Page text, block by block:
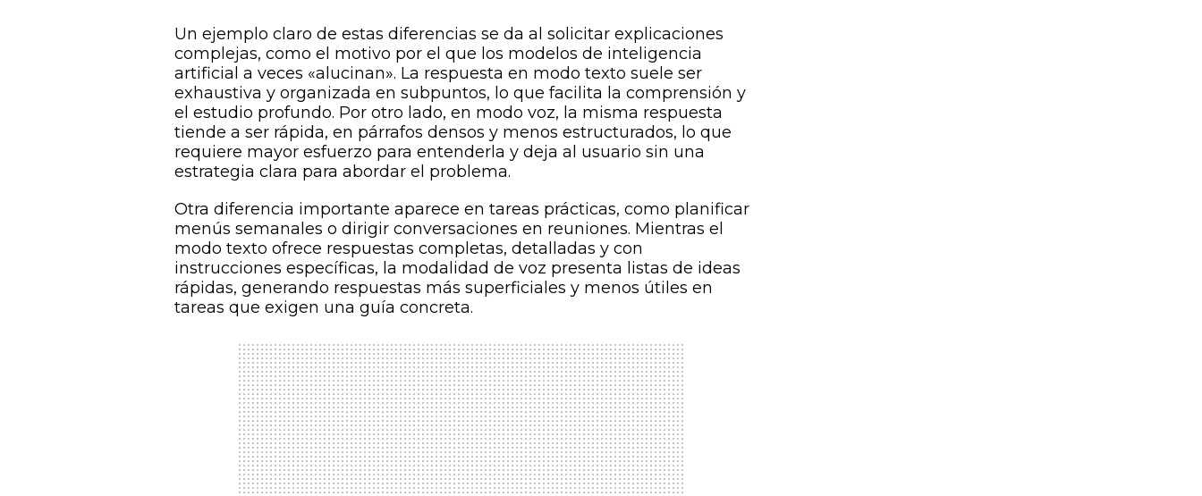
Un ejemplo claro de estas diferencias se da al solicitar explicaciones
complejas, como el motivo por el que los modelos de inteligencia
artificial a veces «alucinan». La respuesta en modo texto suele ser
exhaustiva y organizada en subpuntos, lo que facilita la comprensión y
el estudio profundo. Por otro lado, en modo voz, la misma respuesta
tiende a ser rápida, en párrafos densos y menos estructurados, lo que
requiere mayor esfuerzo para entenderla y deja al usuario sin una
estrategia clara para abordar el problema.
Otra diferencia importante aparece en tareas prácticas, como planificar
menús semanales o dirigir conversaciones en reuniones. Mientras el
modo texto ofrece respuestas completas, detalladas y con
instrucciones específicas, la modalidad de voz presenta listas de ideas
rápidas, generando respuestas más superficiales y menos útiles en
tareas que exigen una guía concreta.